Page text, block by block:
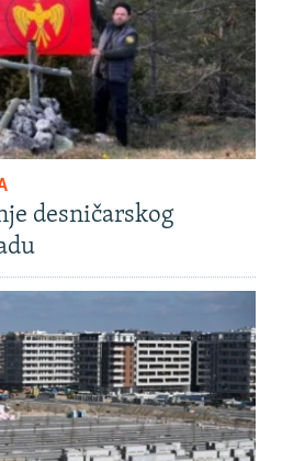
desničarskog